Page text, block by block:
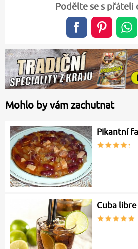
Podělte se s přáteli
Mohlo by vám zachutnat
Pikantní
Cuba libre